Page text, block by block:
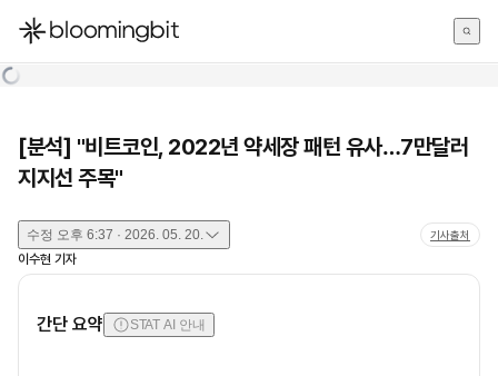
한국어
[분석] "비트코인, 2022년 약세장 패턴 유사…7만달러
지지선 주목"
수정 오후 6:37 · 2026. 05. 20. 기사출처
이수현 기자
간단 요약 STAT AI 안내